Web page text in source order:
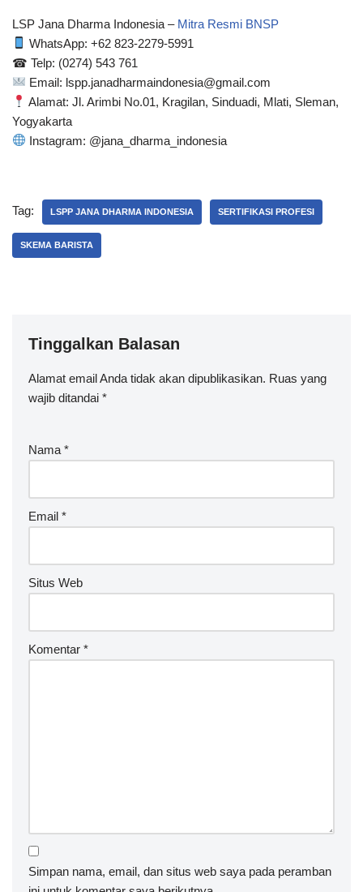
LSP Jana Dharma Indonesia – Mitra Resmi BNSP
WhatsApp: ‪+62 823-2279-5991‬
☎ Telp: (0274) 543 761
Email: lspp.janadharmaindonesia@gmail.com
Alamat: Jl. Arimbi No.01, Kragilan, Sinduadi, Mlati, Sleman,
Yogyakarta
Instagram: @jana_dharma_indonesia
Tag: LSPP JANA DHARMA INDONESIA SERTIFIKASI PROFESI
SKEMA BARISTA
Tinggalkan Balasan
Alamat email Anda tidak akan dipublikasikan. Ruas yang
wajib ditandai *
Nama *
Email *
Situs Web
Komentar *
Simpan nama, email, dan situs web saya pada peramban